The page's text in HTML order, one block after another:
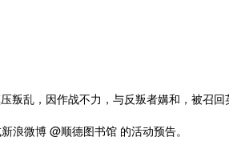
叛乱，因作战不力，与反叛者媾和，被召
浪微博 @顺德图书馆 的活动预告。